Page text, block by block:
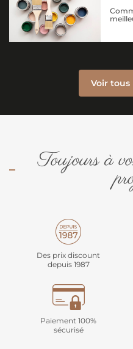
Voir tous
Toujours à
Des prix discount
depuis 1987
Paiement 100%
sécurisé